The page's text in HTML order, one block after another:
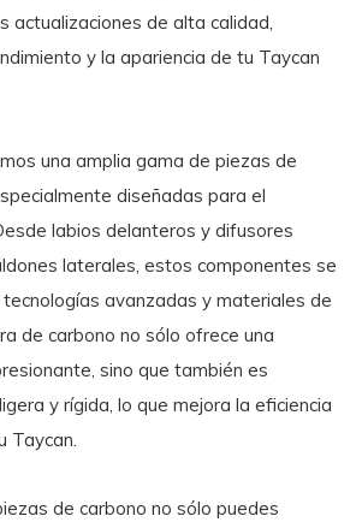
actualizaciones de alta calidad,
y la apariencia de tu Taycan
una amplia gama de piezas de
diseñadas para el
labios delanteros y difusores
laterales, estos componentes se
avanzadas y materiales de
de carbono no sólo ofrece una
sino que también es
y rígida, lo que mejora la eficiencia
Taycan.
de carbono no sólo puedes